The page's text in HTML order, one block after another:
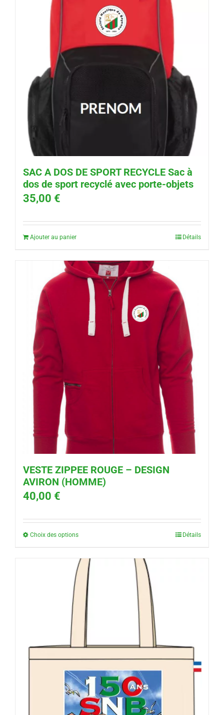
SAC A DOS DE SPORT RECYCLE Sac à
dos de sport recyclé avec porte-objets
35,00 €
Ajouter au panier Détails
VESTE ZIPPEE ROUGE – DESIGN
AVIRON (HOMME)
40,00 €
Choix des options Détails